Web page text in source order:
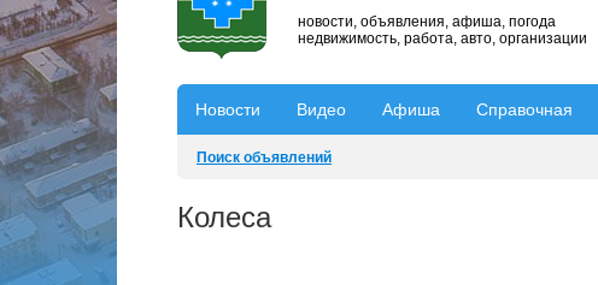
новости, объявления, афиша, погода
недвижимость, работа, авто, организации
Новости Видео Афиша Справочная
Поиск объявлений
Колеса